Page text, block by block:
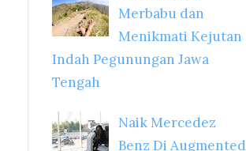
Merbabu dan
Menikmati Kejutan
Indah Pegunungan Jawa
Tengah
Naik Mercedez
Benz Di Augmented